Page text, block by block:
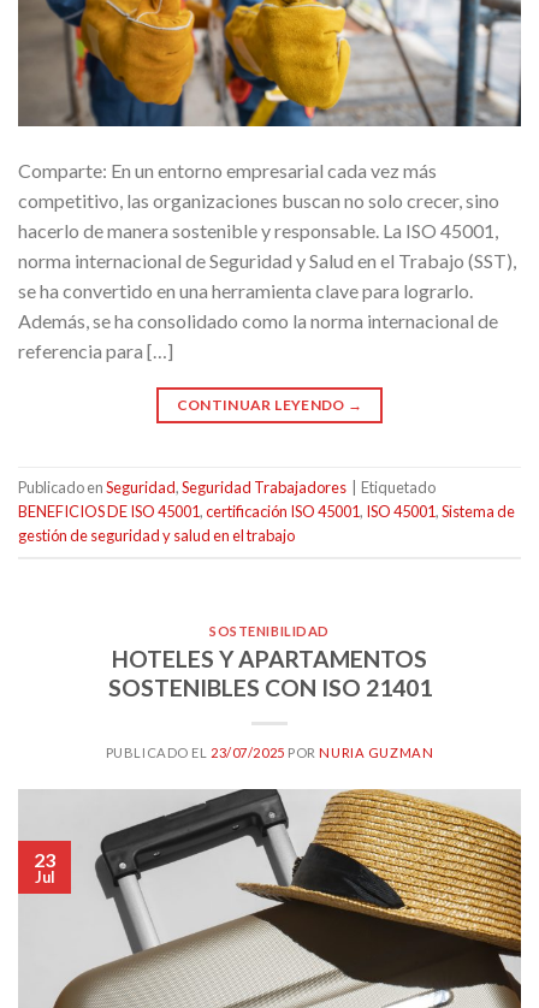
Comparte: En un entorno empresarial cada vez más
competitivo, las organizaciones buscan no solo crecer, sino
hacerlo de manera sostenible y responsable. La ISO 45001,
norma internacional de Seguridad y Salud en el Trabajo (SST),
se ha convertido en una herramienta clave para lograrlo.
Además, se ha consolidado como la norma internacional de
referencia para […]
CONTINUAR LEYENDO →
Publicado enSeguridad,Seguridad Trabajadores
Etiquetado
BENEFICIOS DE ISO 45001,certificación ISO 45001, ISO 45001,Sistema de
gestión de seguridad y salud en el trabajo
SOSTENIBILIDAD
HOTELES Y APARTAMENTOS
SOSTENIBLES CON ISO 21401
PUBLICADO EL 23/07/2025 PORNURIA GUZMAN
23
Jul